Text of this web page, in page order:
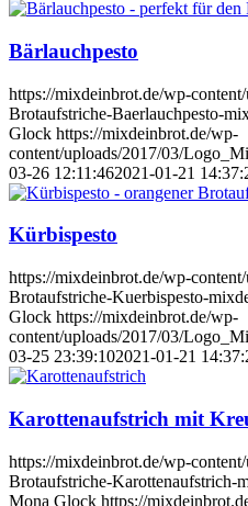
Bärlauchpesto
https://mixdeinbrot.de/wp-
Brotaufstriche-Baerlauchpesto-
Glock https://mixdeinbrot.de/wp-
content/uploads/2017/03/
03-26 12:11:462021-01-21
Kürbispesto
https://mixdeinbrot.de/wp-
Brotaufstriche-Kuerbispesto-
Glock https://mixdeinbrot.de/wp-
content/uploads/2017/03/
03-25 23:39:102021-01-21
Karottenaufstrich mit
https://mixdeinbrot.de/wp-
Brotaufstriche-Karottenaufstrich-
Mona Glock https://